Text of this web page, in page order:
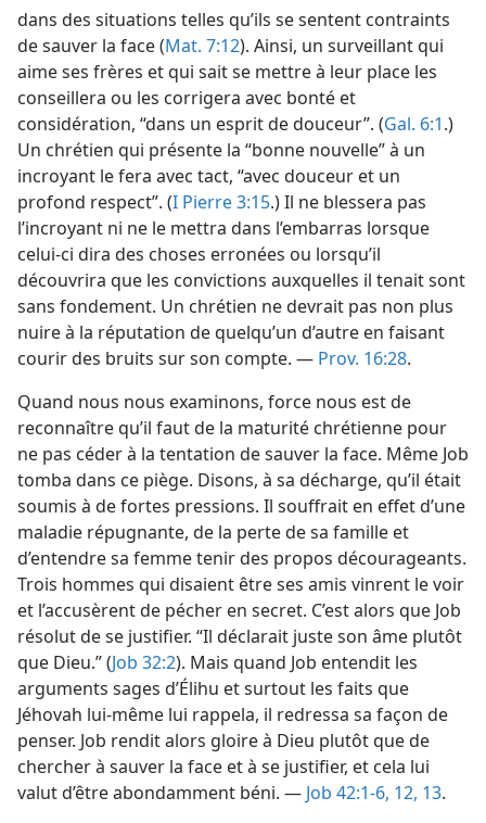
dans des situations telles qu’ils se sentent contraints
de sauver la face (Mat. 7:12). Ainsi, un surveillant qui
aime ses frères et qui sait se mettre à leur place les
conseillera ou les corrigera avec bonté et
considération, “dans un esprit de douceur”. (Gal. 6:1.)
Un chrétien qui présente la “bonne nouvelle” à un
incroyant le fera avec tact, “avec douceur et un
profond respect”. (I Pierre 3:15.) Il ne blessera pas
l’incroyant ni ne le mettra dans l’embarras lorsque
celui-ci dira des choses erronées ou lorsqu’il
découvrira que les convictions auxquelles il tenait sont
sans fondement. Un chrétien ne devrait pas non plus
nuire à la réputation de quelqu’un d’autre en faisant
courir des bruits sur son compte. — Prov. 16:28.
Quand nous nous examinons, force nous est de
reconnaître qu’il faut de la maturité chrétienne pour
ne pas céder à la tentation de sauver la face. Même Job
tomba dans ce piège. Disons, à sa décharge, qu’il était
soumis à de fortes pressions. Il souffrait en effet d’une
maladie répugnante, de la perte de sa famille et
d’entendre sa femme tenir des propos décourageants.
Trois hommes qui disaient être ses amis vinrent le voir
et l’accusèrent de pécher en secret. C’est alors que Job
résolut de se justifier. “Il déclarait juste son âme plutôt
que Dieu.” (Job 32:2). Mais quand Job entendit les
arguments sages d’Élihu et surtout les faits que
Jéhovah lui-​même lui rappela, il redressa sa façon de
penser. Job rendit alors gloire à Dieu plutôt que de
chercher à sauver la face et à se justifier, et cela lui
valut d’être abondamment béni. — Job 42:1-6, 12, 13.